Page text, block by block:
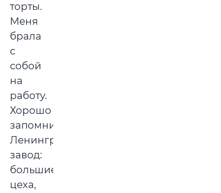
торты.
Меня
брала
с
собой
на
работу.
Хорошо
запомнился
Ленинградский
завод:
большие
цеха,